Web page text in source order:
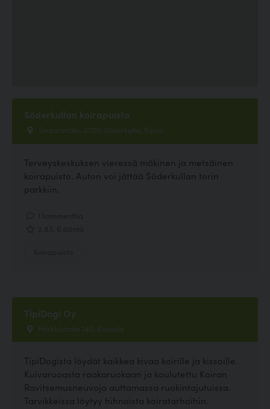
Söderkullan koirapuisto
Torpanmäki, 01150 Söderkulla, Sipoo
Terveyskeskuksen vieressä mäkinen ja metsäinen
koirapuisto. Auton voi jättää Söderkullan torin
parkkiin.
TipiDogi Oy
Hörkkääntie 140, Kouvola
TipiDogista löydät kaikkea kivaa koirille ja kissoille.
Kuivaruoasta raakaruokaan ja koulutettu Koiran
Ravitsemusneuvoja auttamassa ruokintajutuissa.
Tarvikkeissa löytyy hihnoista koiratarhoihin.